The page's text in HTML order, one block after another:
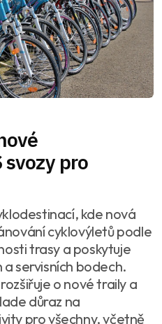
svozy pro
kde nová
cyklovýletů podle
trasy a poskytuje
servisních bodech.
o nové traily a
důraz na
pro všechny, včetně